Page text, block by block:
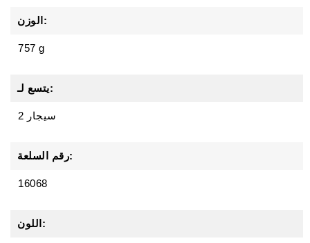
الوزن:
757 g
يتسع لـ:
2 سيجار
رقم السلعة:
16068
اللون: